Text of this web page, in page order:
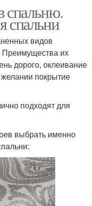
спальню.
спальни
видов
Преимущества их
дорого, оклеивание
покрытие
подходят для
выбрать именно